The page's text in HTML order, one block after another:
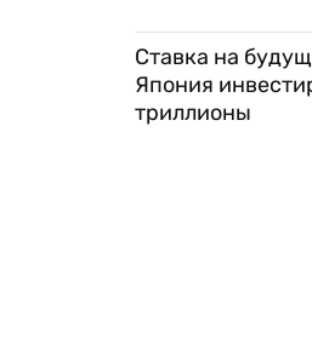
Ставка на
Япония
триллионы